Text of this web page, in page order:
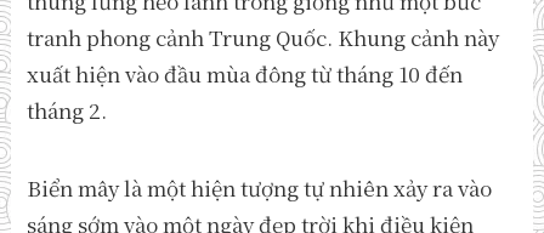
tranh phong cảnh Trung Quốc. Khung cảnh này
xuất hiện vào đầu mùa đông từ tháng 10 đến
tháng 2.
Biển mây là một hiện tượng tự nhiên xảy ra vào
sáng sớm vào một ngày đẹp trời khi điều kiện